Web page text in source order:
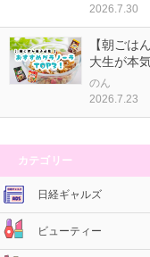
2026.7.30
【朝ごは
大生が本
のん
2026.7.23
カテゴリー
日経ギャルズ
ビューティー